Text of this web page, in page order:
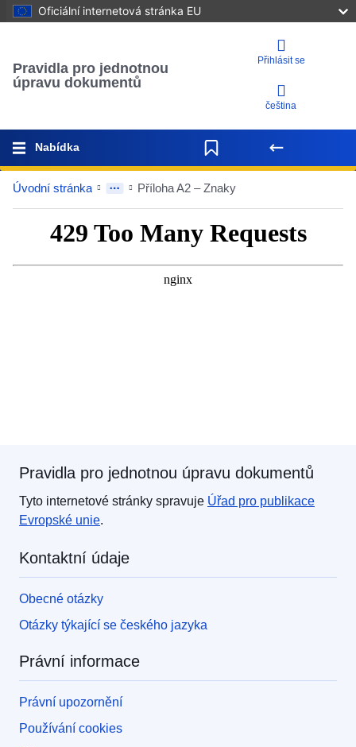
Oficiální internetová stránka EU
Pravidla pro jednotnou
úpravu dokumentů
Přihlásit se
čeština
Nabídka
Úvodní stránka Příloha A2 – Znaky
Pravidla pro jednotnou úpravu dokumentů
Tyto internetové stránky spravuje Úřad pro publikace
Evropské unie.
Kontaktní údaje
Obecné otázky
Otázky týkající se českého jazyka
Právní informace
Právní upozornění
Používání cookies